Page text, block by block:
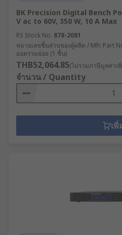
BK Precision Digital Bench
V ac to 60V, 350 W, 10 A Max
RS Stock No. 878-2081
หมายเลขชิ้นส่วนของผู้ผลิต / Mfr. Part
ยอดรวมย่อย (1 ชิ้น)
THB52,064.85(ไม่รวมภาษีมูลค่าเ
จำนวน / Quantity
เพิ่